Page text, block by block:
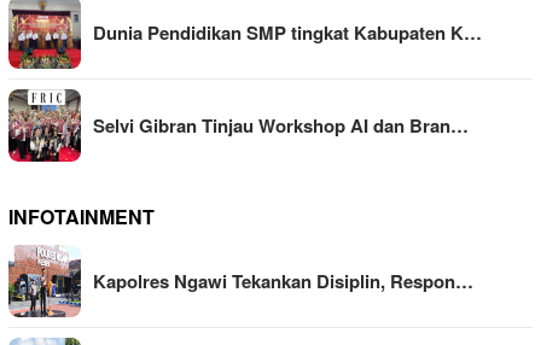
Dunia Pendidikan SMP tingkat Kabupaten K…
Selvi Gibran Tinjau Workshop AI dan Bran…
INFOTAINMENT
Kapolres Ngawi Tekankan Disiplin, Respon…